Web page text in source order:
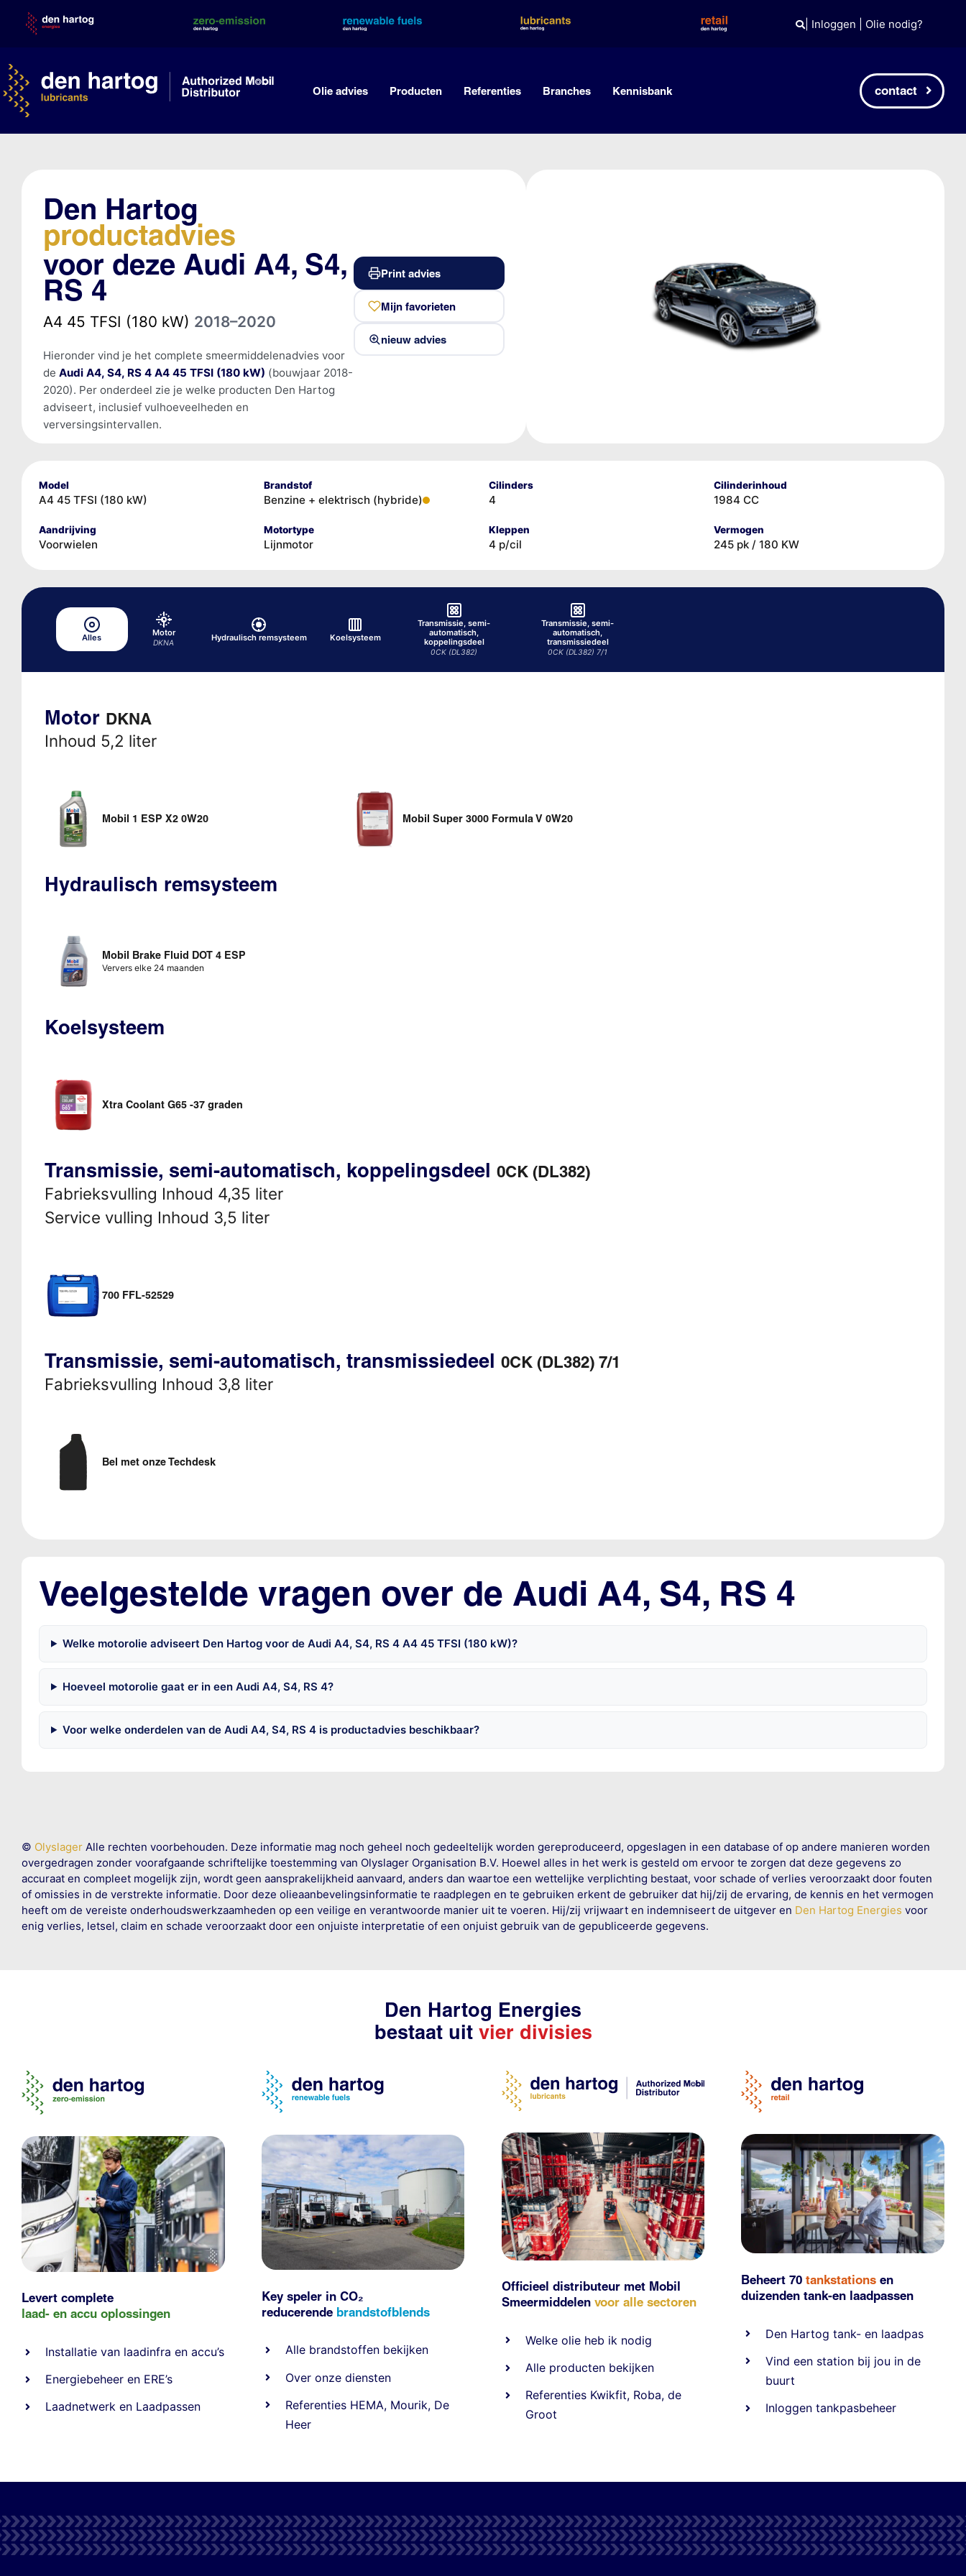
content
| Inloggen Olie nodig?
Olie advies Producten Referenties Branches Kennisbank contact
Den Hartog
productadvies
voor deze Audi A4, S4,
RS 4
A4 45 TFSI (180 kW) 2018–2020
Hieronder vind je het complete smeermiddelenadvies voor
de Audi A4, S4, RS 4 A4 45 TFSI (180 kW) (bouwjaar 2018-
2020). Per onderdeel zie je welke producten Den Hartog
adviseert, inclusief vulhoeveelheden en
verversingsintervallen.
Print advies
Mijn favorieten
nieuw advies
Model
A4 45 TFSI (180 kW)
Brandstof
Benzine + elektrisch (hybride)
Cilinders
4
Cilinderinhoud
1984 CC
Aandrijving
Voorwielen
Motortype
Lijnmotor
Kleppen
4 p/cil
Vermogen
245 pk / 180 KW
Alles
Motor
DKNA Hydraulisch remsysteem Koelsysteem
Transmissie, semi-
automatisch,
koppelingsdeel
0CK (DL382)
Transmissie, semi-
automatisch,
transmissiedeel
0CK (DL382) 7/1
Motor DKNA
Inhoud 5,2 liter
Mobil 1 ESP X2 0W20 Mobil Super 3000 Formula V 0W20
Hydraulisch remsysteem
Mobil Brake Fluid DOT 4 ESP
Ververs elke 24 maanden
Koelsysteem
Xtra Coolant G65 -37 graden
Transmissie, semi-automatisch, koppelingsdeel 0CK (DL382)
Fabrieksvulling Inhoud 4,35 liter
Service vulling Inhoud 3,5 liter
700 FFL-52529
Transmissie, semi-automatisch, transmissiedeel 0CK (DL382) 7/1
Fabrieksvulling Inhoud 3,8 liter
Bel met onze Techdesk
Veelgestelde vragen over de Audi A4, S4, RS 4
Welke motorolie adviseert Den Hartog voor de Audi A4, S4, RS 4 A4 45 TFSI (180 kW)?
Hoeveel motorolie gaat er in een Audi A4, S4, RS 4?
Voor welke onderdelen van de Audi A4, S4, RS 4 is productadvies beschikbaar?
© OlyslagerAlle rechten voorbehouden. Deze informatie mag noch geheel noch gedeeltelijk worden gereproduceerd, opgeslagen in een database of op andere manieren worden
overgedragen zonder voorafgaande schriftelijke toestemming van Olyslager Organisation B.V. Hoewel alles in het werk is gesteld om ervoor te zorgen dat deze gegevens zo
accuraat en compleet mogelijk zijn, wordt geen aansprakelijkheid aanvaard, anders dan waartoe een wettelijke verplichting bestaat, voor schade of verlies veroorzaakt door fouten
of omissies in de verstrekte informatie. Door deze olieaanbevelingsinformatie te raadplegen en te gebruiken erkent de gebruiker dat hij/zij de ervaring, de kennis en het vermogen
heeft om de vereiste onderhoudswerkzaamheden op een veilige en verantwoorde manier uit te voeren. Hij/zij vrijwaart en indemniseert de uitgever en Den Hartog Energies voor
enig verlies, letsel, claim en schade veroorzaakt door een onjuiste interpretatie of een onjuist gebruik van de gepubliceerde gegevens.
Den Hartog Energies
bestaat uit vier divisies
Levert complete
laad- en accu oplossingen
Installatie van laadinfra en accu’s
Energiebeheer en ERE’s
Laadnetwerk en Laadpassen
Key speler in CO₂
reducerende brandstofblends
Alle brandstoffen bekijken
Over onze diensten
Referenties HEMA, Mourik, De
Heer
Officieel distributeur met Mobil
Smeermiddelen voor alle sectoren
Welke olie heb ik nodig
Alle producten bekijken
Referenties Kwikfit, Roba, de
Groot
Beheert 70tankstationsen
duizendentank-en laadpassen
Den Hartog tank- en laadpas
Vind een station bij jou in de
buurt
Inloggen tankpasbeheer